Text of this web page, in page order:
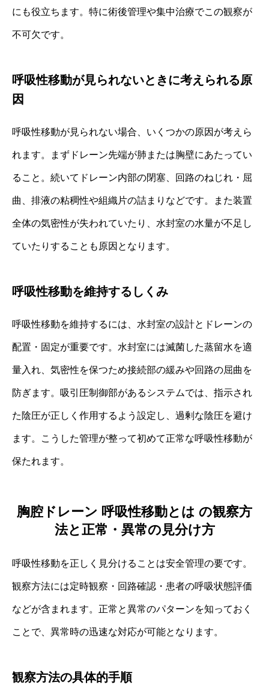
にも役立ちます。特に術後管理や集中治療でこの観察が
不可欠です。
呼吸性移動が見られないときに考えられる原
因
呼吸性移動が見られない場合、いくつかの原因が考えら
れます。まずドレーン先端が肺または胸壁にあたってい
ること。続いてドレーン内部の閉塞、回路のねじれ・屈
曲、排液の粘稠性や組織片の詰まりなどです。また装置
全体の気密性が失われていたり、水封室の水量が不足し
ていたりすることも原因となります。
呼吸性移動を維持するしくみ
呼吸性移動を維持するには、水封室の設計とドレーンの
配置・固定が重要です。水封室には滅菌した蒸留水を適
量入れ、気密性を保つため接続部の緩みや回路の屈曲を
防ぎます。吸引圧制御部があるシステムでは、指示され
た陰圧が正しく作用するよう設定し、過剰な陰圧を避け
ます。こうした管理が整って初めて正常な呼吸性移動が
保たれます。
胸腔ドレーン 呼吸性移動とは の観察方
法と正常・異常の見分け方
呼吸性移動を正しく見分けることは安全管理の要です。
観察方法には定時観察・回路確認・患者の呼吸状態評価
などが含まれます。正常と異常のパターンを知っておく
ことで、異常時の迅速な対応が可能となります。
観察方法の具体的手順